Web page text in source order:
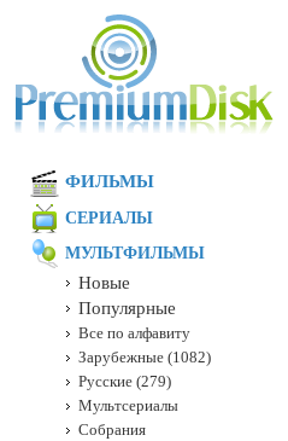
ФИЛЬМЫ
СЕРИАЛЫ
МУЛЬТФИЛЬМЫ
Новые
Популярные
Все по алфавиту
Зарубежные (1082)
Русские (279)
Мультсериалы
Собрания